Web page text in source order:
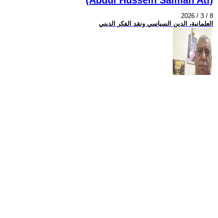
2026 / 3 / 8
العلمانية، الدين السياسي ونقد الفكر الديني